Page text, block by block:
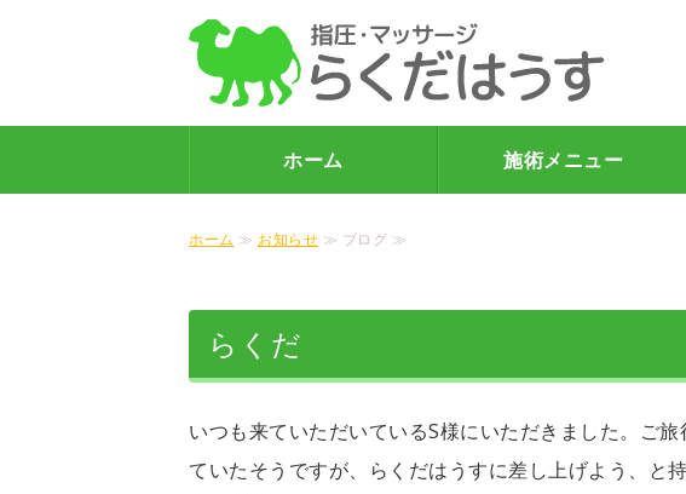
ホーム 施術メニュー
ホーム ≫ お知らせ ≫ ブログ ≫
らくだ
いつも来ていただいているS様にいただきました。ご
ていたそうですが、らくだはうすに差し上げよう、と